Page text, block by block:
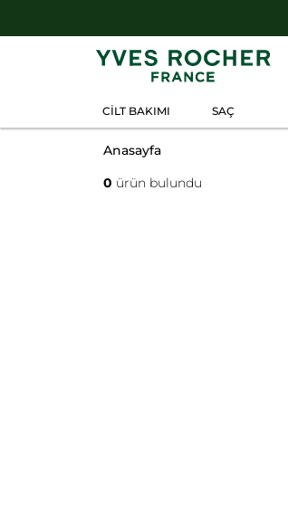
CİLT BAKIMI SAÇ
Anasayfa
0 ürün bulundu